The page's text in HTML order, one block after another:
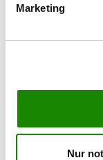
Marketing
Nur
Mittwoch
Samstag
Mittwoch